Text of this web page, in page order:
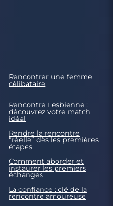
Rencontrer une femme
célibataire
Rencontre Lesbienne :
découvrez votre match
idéal
Rendre la rencontre
“réelle” dès les premières
étapes
Comment aborder et
instaurer les premiers
échanges
La confiance : clé de la
rencontre amoureuse